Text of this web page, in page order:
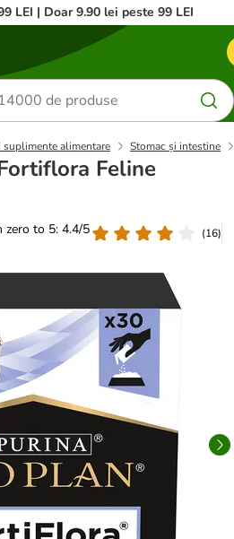
LEI | Doar 9.90 lei peste 99 LEI
suplimente alimentare Stomac și intestine
Feline
zero to 5: 4.4/5
(16)